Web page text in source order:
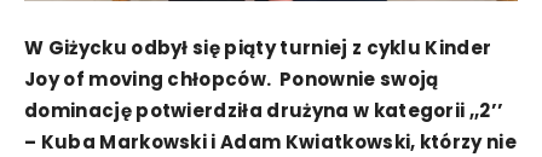
W Giżycku odbył się piąty turniej z cyklu Kinder
Joy of moving chłopców. Ponownie swoją
dominację potwierdziła drużyna w kategorii ,,2’’
– Kuba Markowski i Adam Kwiatkowski, którzy nie